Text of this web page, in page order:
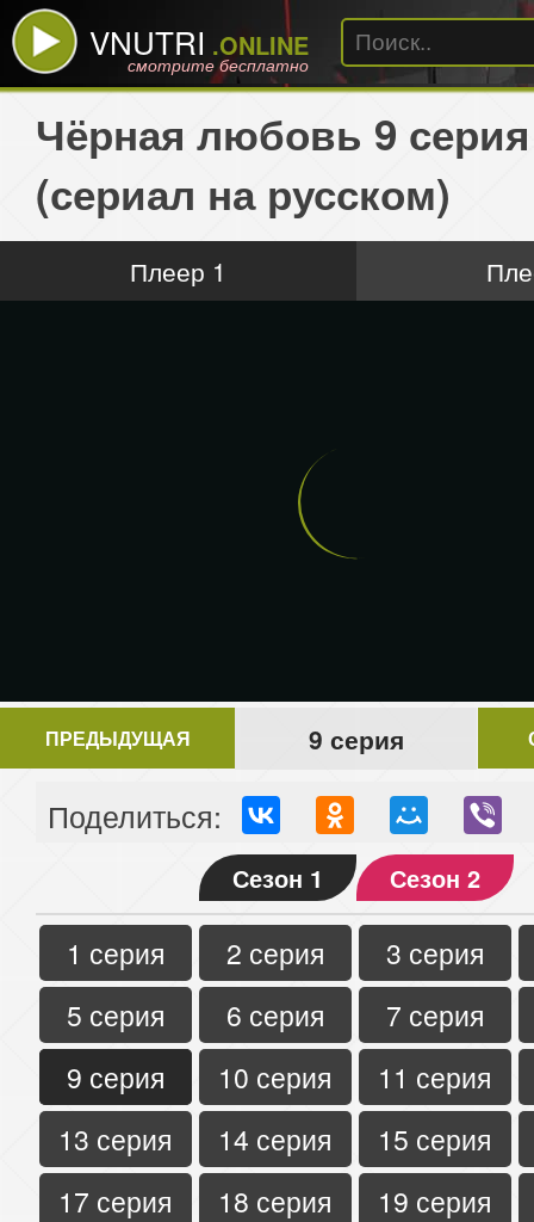
VNUTRI .ONLINE
смотрите бесплатно
Чёрная любовь 9 серия
(сериал на русском)
Плеер 1
ПРЕДЫДУЩАЯ 9 серия
Поделиться:
Сезон 1 Сезон 2
1 серия 2 серия
3 серия
5 серия
6 серия
7 серия
9 серия
10 серия
11 серия
13 серия
14 серия
15 серия
17 серия
18 серия
19 серия